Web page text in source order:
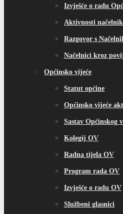
Izvješće o radu
Aktivnosti
Razgovor s
Načelnici kroz
Općinsko vijeće
Statut općine
Općinsko vijeće
Sastav Općinskog
Kolegij OV
Radna tijela OV
Program rada OV
Izvješće o radu OV
Službeni glasnici